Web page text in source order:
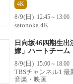
4K
8/9(日) 12:45～13:00
satonoka 4K
日向坂46四期生
嫁」ハートチーム
8/9(日) 15:00～18:00
TBSチャンネル1 最
音楽・映画